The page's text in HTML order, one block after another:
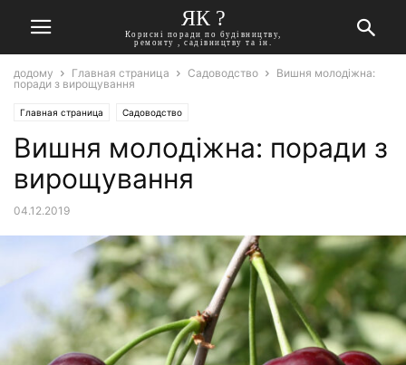
ЯК ?
Корисні поради по будівництву,
ремонту , садівництву та ін.
додому Главная страница Садоводство
Вишня молодіжна:
поради з вирощування
Главная страница Садоводство
Вишня молодіжна: поради з
вирощування
04.12.2019